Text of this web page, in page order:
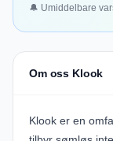
🔔 Umiddelbare
Om oss Klook
Klook er en